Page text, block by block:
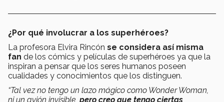
¿Por qué involucrar a los superhéroes?
La profesora Elvira Rincón se considera así misma
fan de los cómics y películas de superhéroes ya que la
inspiran a pensar que los seres humanos poseen
cualidades y conocimientos que los distinguen.
“Tal vez no tengo un lazo mágico como Wonder Woman,
ni un avión invisible, pero creo que tengo ciertas